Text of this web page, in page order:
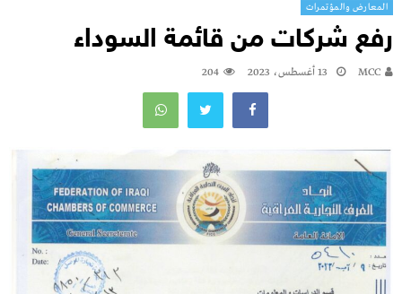
المعارض والمؤتمرات
رفع شركات من قائمة السوداء
MCC 13 أغسطس، 2023 204